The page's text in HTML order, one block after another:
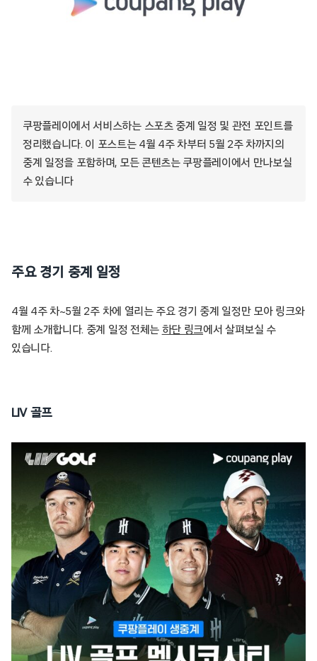
쿠팡플레이에서 서비스하는 스포츠 중계 일정 및 관전 포인트를
정리했습니다. 이 포스트는 4월 4주 차부터 5월 2주 차까지의
중계 일정을 포함하며, 모든 콘텐츠는 쿠팡플레이에서 만나보실
수 있습니다
주요 경기 중계 일정
4월 4주 차~5월 2주 차에 열리는 주요 경기 중계 일정만 모아 링크와
함께 소개합니다. 중계 일정 전체는 하단 링크에서 살펴보실 수
있습니다.
LIV 골프